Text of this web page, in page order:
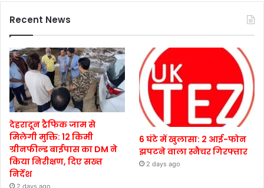
Recent News
देहरादून ट्रैफिक जाम से
मिलेगी मुक्ति: 12 किमी
ग्रीनफील्ड बाईपास का DM ने
किया निरीक्षण, दिए सख्त
निर्देश
2 days ago
6 घंटे में खुलासा: 2 आई-फोन
झपटने वाला स्नैचर गिरफ्तार
2 days ago